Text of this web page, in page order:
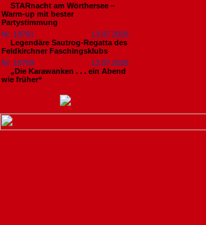
STARnacht am Wörthersee –
Warm-up mit bester
Partystimmung
Nr. 18761
13.07.2026
Legendäre Sautrog-Regatta des
Feldkirchner Faschingsklubs
Nr. 18759
13.07.2026
„Die Karawanken . . . ein Abend
wie früher“